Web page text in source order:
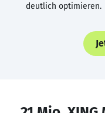
deutlich optimieren.